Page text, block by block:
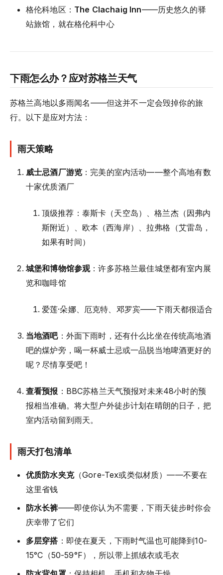
格伦科地区： The Clachaig Inn——历史悠久的驿
站旅馆，就在格伦科中心
下雨怎么办？应对苏格兰天气
苏格兰高地以多雨闻名——但这并不一定会毁掉你的旅
行。以下是应对方法：
雨天策略
威士忌酒厂游览 ：完美的室内活动——整个高地有数
十家优质酒厂
顶级推荐：泰斯卡（天空岛）、格兰杰（因弗内
斯附近）、欧本（西海岸）、拉弗格（艾雷岛，
如果有时间）
城堡和博物馆参观：许多苏格兰最佳城堡都有室内展
览和咖啡馆
爱莲·朵娜、厄克特、邓罗宾——下雨天都很适合
当地酒吧：外面下雨时，还有什么比坐在传统高地酒
吧的煤炉旁，喝一杯威士忌或一品脱当地啤酒更好的
呢？尽情享受吧！
查看预报 ：BBC苏格兰天气预报对未来48小时的预
报相当准确。将大型户外徒步计划在晴朗的日子，把
室内活动留到雨天。
雨天打包清单
优质防水夹克（Gore-Tex或类似材质）——不要在
这里省钱
防水长裤——即使你认为不需要，下雨天徒步时你会
庆幸带了它们
多层穿搭 ：即使在夏天，下雨时气温也可能降到10-
15°C（50-59°F），所以带上抓绒衣或毛衣